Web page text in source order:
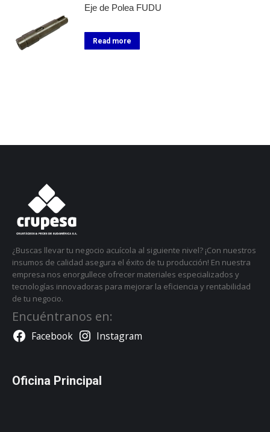
Eje de Polea FUDU
Read more
¿Buscas llevar tu negocio acuícola al siguiente nivel? ¡Con nuestros
insumos de calidad asegura el éxito de tu producción! En nuestra
empresa nos enorgullece ofrecer materiales especializados y
tecnologías innovadoras para mejorar la eficiencia y rentabilidad
de tu negocio.
Encuéntranos en:
Facebook Instagram
Oficina Principal